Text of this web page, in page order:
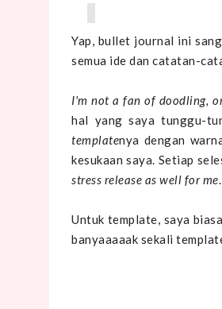
Yap, bullet journal ini
semua ide dan catatan-
I'm not a fan of doodling,
hal yang saya tunggu-
templatenya dengan
kesukaan saya. Setiap
stress release as well for me.
Untuk template, saya
banyaaaaak sekali